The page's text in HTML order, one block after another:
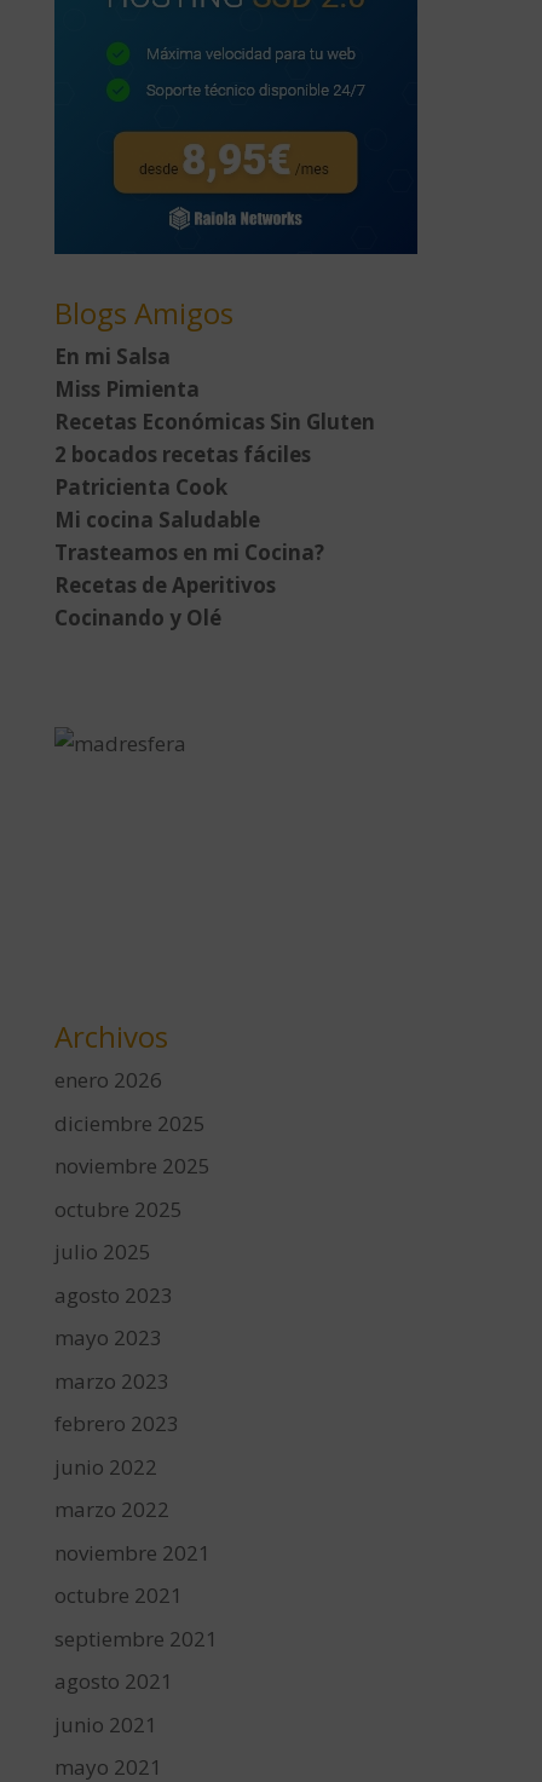
Blogs Amigos
En mi Salsa
Miss Pimienta
Recetas Económicas Sin Gluten
2 bocados recetas fáciles
Patricienta Cook
Mi cocina Saludable
Trasteamos en mi Cocina?
Recetas de Aperitivos
Cocinando y Olé
Archivos
enero 2026
diciembre 2025
noviembre 2025
octubre 2025
julio 2025
agosto 2023
mayo 2023
marzo 2023
febrero 2023
junio 2022
marzo 2022
noviembre 2021
octubre 2021
septiembre 2021
agosto 2021
junio 2021
mayo 2021